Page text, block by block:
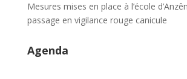
Mesures mises en place à l’école
passage en vigilance rouge canicule
Agenda